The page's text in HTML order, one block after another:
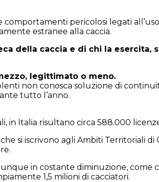
comportamenti pericolosi legati
estranee alla caccia.
della caccia e di chi la esercita,
legittimato o meno.
non conosca soluzione di
tutto l’anno.
Italia risultano circa 588.000
si iscrivono agli Ambiti Territoriali di
in costante diminuzione, come
1,5 milioni di cacciatori.